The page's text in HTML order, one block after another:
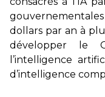
dollars par an à
développer le
l’intelligence
d’intelligence